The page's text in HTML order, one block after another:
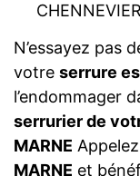
N’essayez pas
votre serrure
l’endommager
serrurier de
MARNE
MARNE et